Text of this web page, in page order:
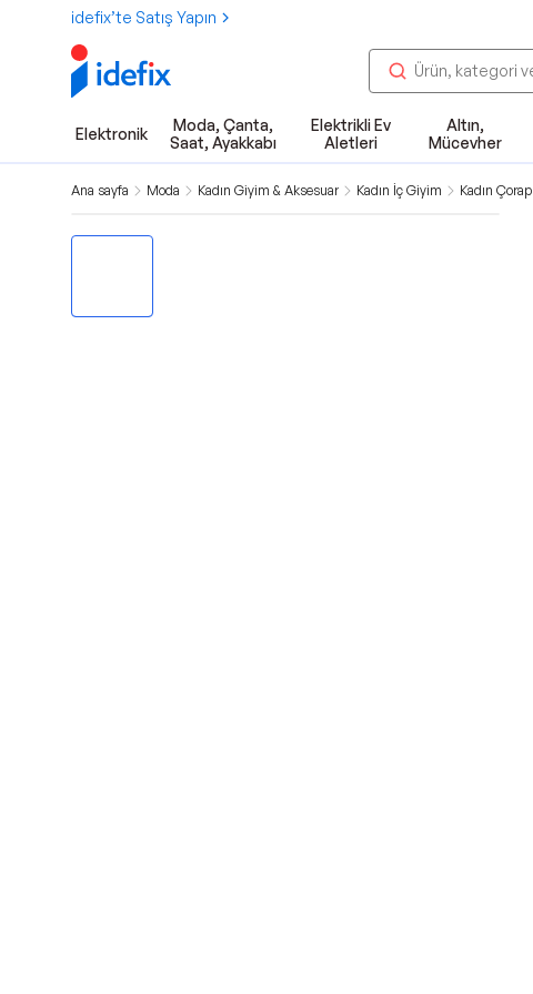
idefix’te Satış Yapın
Elektronik
Moda, Çanta,
Saat, Ayakkabı
Elektrikli Ev
Aletleri
Altın,
Mücevher
Ana sayfa Moda Kadın Giyim & Aksesuar Kadın İç Giyim Kadın Çorap